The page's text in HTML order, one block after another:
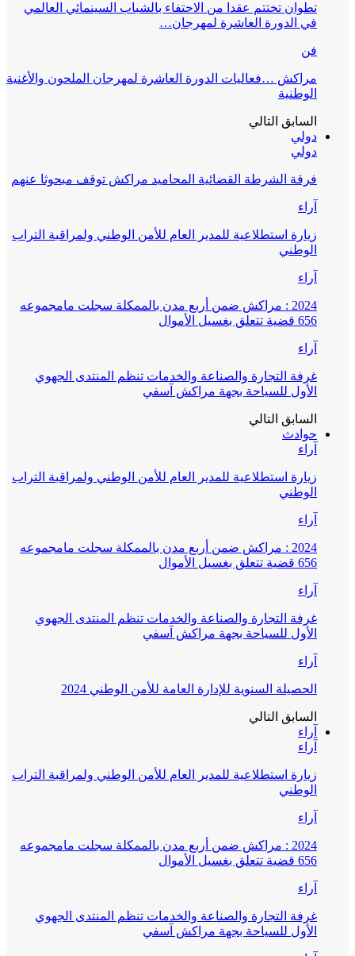
تطوان تختتم عقدا من الاحتفاء بالشباب السينمائي العالمي
في الدورة العاشرة لمهرجان…
فن
مراكش …فعاليات الدورة العاشرة لمهرجان الملحون والأغنية
الوطنية
السابق التالي
دولي
دولي
فرقة الشرطة القضائية المحاميد مراكش توقف مبحوثا عنهم
آراء
زيارة استطلاعية للمدير العام للأمن الوطني ولمراقبة التراب
الوطني
آراء
2024 : مراكش ضمن أربع مدن بالممكلة سجلت مامجموعه
656 قضية تتعلق بغسيل الأموال
آراء
غرفة التجارة والصناعة والخدمات تنظم المنتدى الجهوي
الأول للسياحة بجهة مراكش آسفي
السابق التالي
حوادث
آراء
زيارة استطلاعية للمدير العام للأمن الوطني ولمراقبة التراب
الوطني
آراء
2024 : مراكش ضمن أربع مدن بالممكلة سجلت مامجموعه
656 قضية تتعلق بغسيل الأموال
آراء
غرفة التجارة والصناعة والخدمات تنظم المنتدى الجهوي
الأول للسياحة بجهة مراكش آسفي
آراء
الحصيلة السنوية للإدارة العامة للأمن الوطني 2024
السابق التالي
آراء
آراء
زيارة استطلاعية للمدير العام للأمن الوطني ولمراقبة التراب
الوطني
آراء
2024 : مراكش ضمن أربع مدن بالممكلة سجلت مامجموعه
656 قضية تتعلق بغسيل الأموال
آراء
غرفة التجارة والصناعة والخدمات تنظم المنتدى الجهوي
الأول للسياحة بجهة مراكش آسفي